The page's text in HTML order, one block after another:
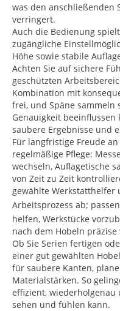
was den anschließenden
verringert.
Auch die Bedienung
zugängliche
Höhe sowie stabile
Achten Sie auf sichere
geschützten
Kombination mit
frei, und Späne sammeln
Genauigkeit
saubere Ergebnisse und
Für langfristige Freude
regelmäßige Pflege:
wechseln, Auflagetische
von Zeit zu Zeit
gewählte Werkstatthelfer
Arbeitsprozess ab;
helfen, Werkstücke
nach dem Hobeln
Ob Sie Serien fertigen
einer gut gewählten
für saubere Kanten,
Materialstärken. So
effizient, wiederholgenau
sehen und fühlen kann.